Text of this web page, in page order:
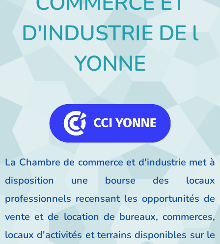
D'INDUSTRIE DE l
YONNE
La Chambre de commerce et d'industrie met à
disposition une bourse des locaux
professionnels recensant les opportunités de
vente et de location de bureaux, commerces,
locaux d'activités et terrains disponibles sur le